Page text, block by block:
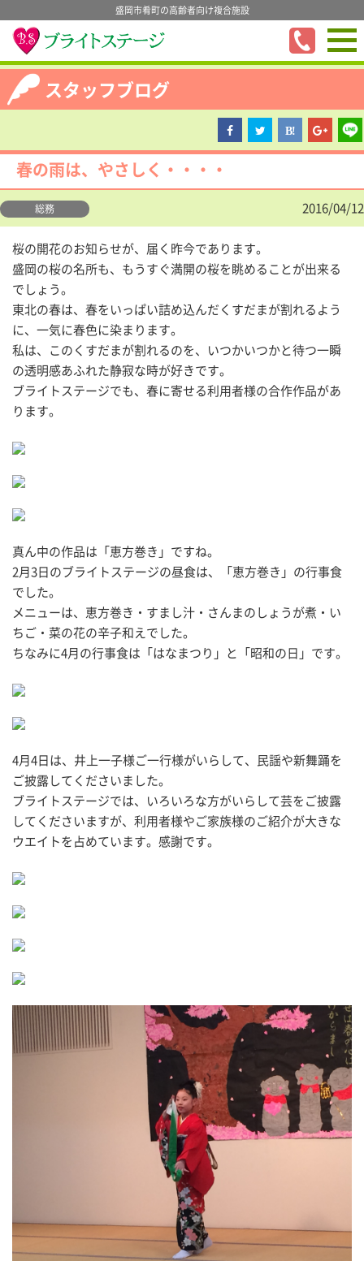
盛岡市肴町の高齢者向け複合施設
スタッフブログ
春の雨は、やさしく・・・・
総務 2016/04/12
桜の開花のお知らせが、届く昨今であります。
盛岡の桜の名所も、もうすぐ満開の桜を眺めることが出来る
でしょう。
東北の春は、春をいっぱい詰め込んだくすだまが割れるよう
に、一気に春色に染まります。
私は、このくすだまが割れるのを、いつかいつかと待つ一瞬
の透明感あふれた静寂な時が好きです。
ブライトステージでも、春に寄せる利用者様の合作作品があ
ります。
真ん中の作品は「恵方巻き」ですね。
2月3日のブライトステージの昼食は、「恵方巻き」の行事食
でした。
メニューは、恵方巻き・すまし汁・さんまのしょうが煮・い
ちご・菜の花の辛子和えでした。
ちなみに4月の行事食は「はなまつり」と「昭和の日」です。
4月4日は、井上一子様ご一行様がいらして、民謡や新舞踊を
ご披露してくださいました。
ブライトステージでは、いろいろな方がいらして芸をご披露
してくださいますが、利用者様やご家族様のご紹介が大きな
ウエイトを占めています。感謝です。